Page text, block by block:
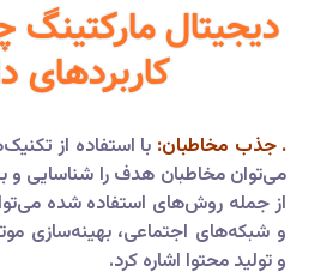
دیجیتال
کاربردهای
. جذب مخاطبان: با استفاده از
می‌توان مخاطبان هدف را شناسایی
از جمله روش‌های استفاده شده
و تولید محتوا اشاره کرد.